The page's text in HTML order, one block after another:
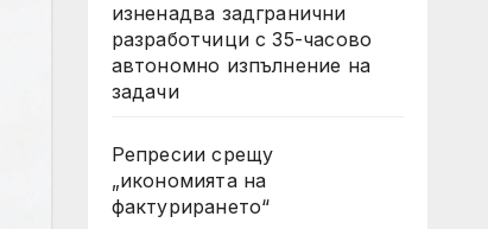
изненадва задгранични
разработчици с 35-часово
автономно изпълнение на
задачи
Репресии срещу
„икономията на
фактурирането“